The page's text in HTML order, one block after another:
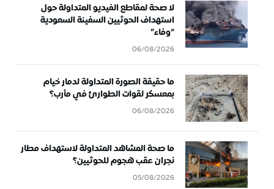
لا صحة لمقاطع الفيديو المتداولة حول
استهداف الحوثيين السفينة السعودية
“وفاء”
06/08/2026
ما حقيقة الصورة المتداولة لدمار خيام
بمعسكر لقوات الطوارئ في مأرب؟
06/08/2026
ما صحة المشاهد المتداولة لاستهداف مطار
نجران عقب هجوم للحوثيين؟
05/08/2026